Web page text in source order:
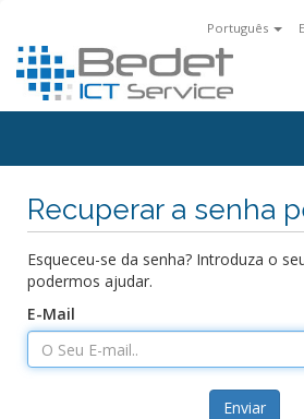
Português
Recuperar a senha
Esqueceu-se da senha? Introduza o
podermos ajudar.
E-Mail
Enviar